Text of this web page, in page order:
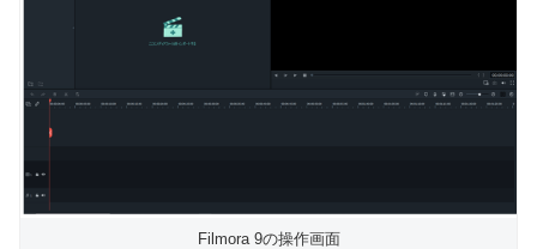
Filmora 9の操作画面